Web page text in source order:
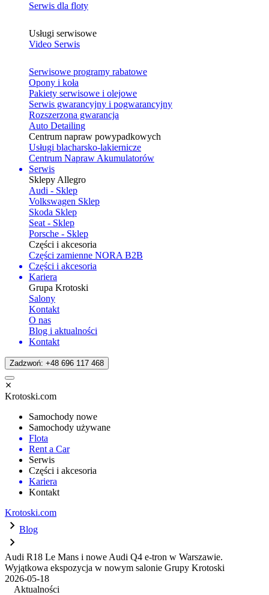
Serwis dla floty
Usługi serwisowe
Video Serwis
Serwisowe programy rabatowe
Opony i koła
Pakiety serwisowe i olejowe
Serwis gwarancyjny i pogwarancyjny
Rozszerzona gwarancja
Auto Detailing
Centrum napraw powypadkowych
Usługi blacharsko-lakiernicze
Centrum Napraw Akumulatorów
Serwis
Sklepy Allegro
Audi - Sklep
Volkswagen Sklep
Skoda Sklep
Seat - Sklep
Porsche - Sklep
Części i akcesoria
Części zamienne NORA B2B
Części i akcesoria
Kariera
Grupa Krotoski
Salony
Kontakt
O nas
Blog i aktualności
Kontakt
Zadzwoń: +48 696 117 468
Krotoski.com
Samochody nowe
Samochody używane
Flota
Rent a Car
Serwis
Części i akcesoria
Kariera
Kontakt
Krotoski.com
Blog
Audi R18 Le Mans i nowe Audi Q4 e-tron w Warszawie.
Wyjątkowa ekspozycja w nowym salonie Grupy Krotoski
2026-05-18
Aktualności